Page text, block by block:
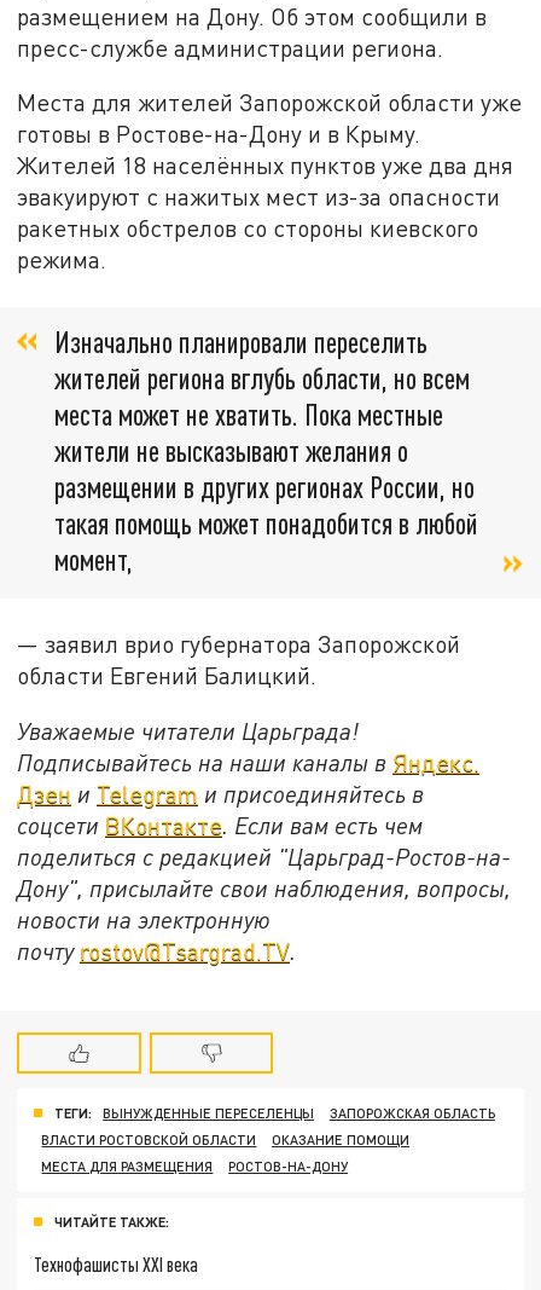
размещением на Дону. Об этом сообщили в
пресс-службе администрации региона.
Места для жителей Запорожской области уже
готовы в Ростове-на-Дону и в Крыму.
Жителей 18 населённых пунктов уже два дня
эвакуируют с нажитых мест из-за опасности
ракетных обстрелов со стороны киевского
режима.
Изначально планировали переселить
жителей региона вглубь области, но всем
места может не хватить. Пока местные
жители не высказывают желания о
размещении в других регионах России, но
такая помощь может понадобится в любой
момент,
— заявил врио губернатора Запорожской
области Евгений Балицкий.
Уважаемые читатели Царьграда!
Подписывайтесь на наши каналы в Яндекс.
Дзен и Telegram и присоединяйтесь в
соцсети ВКонтакте. Если вам есть чем
поделиться с редакцией "Царьград-Ростов-на-
Дону", присылайте свои наблюдения, вопросы,
новости на электронную
почту rostov@Tsargrad.ТV.
ТЕГИ: ВЫНУЖДЕННЫЕ ПЕРЕСЕЛЕНЦЫ
ЗАПОРОЖСКАЯ ОБЛАСТЬ
ВЛАСТИ РОСТОВСКОЙ ОБЛАСТИ
ОКАЗАНИЕ ПОМОЩИ
МЕСТА ДЛЯ РАЗМЕЩЕНИЯ
РОСТОВ-НА-ДОНУ
ЧИТАЙТЕ ТАКЖЕ:
Технофашисты XXI века